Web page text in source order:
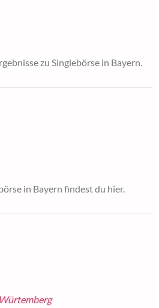
zu Singlebörse in Bayern.
in Bayern findest du hier.